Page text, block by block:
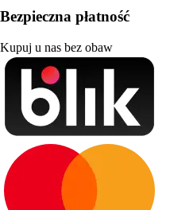
Bezpieczna płatność
Kupuj u nas bez obaw